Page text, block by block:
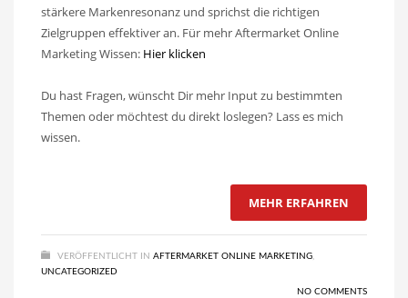
stärkere Markenresonanz und sprichst die richtigen
Zielgruppen effektiver an. Für mehr Aftermarket Online
Marketing Wissen: Hier klicken
Du hast Fragen, wünscht Dir mehr Input zu bestimmten
Themen oder möchtest du direkt loslegen? Lass es mich
wissen.
MEHR ERFAHREN
VERÖFFENTLICHT IN AFTERMARKET ONLINE MARKETING
UNCATEGORIZED
NO COMMENTS